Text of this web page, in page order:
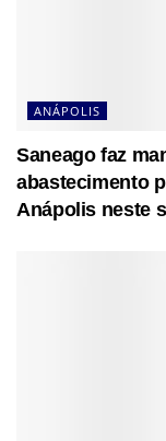
ANÁPOLIS
Saneago faz
abastecimento
Anápolis neste